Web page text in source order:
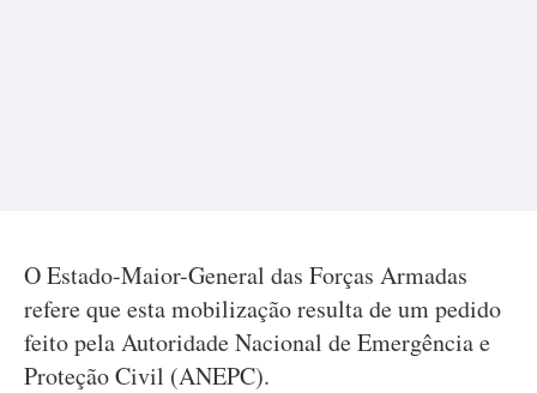
O Estado-Maior-General das Forças Armadas
refere que esta mobilização resulta de um pedido
feito pela Autoridade Nacional de Emergência e
Proteção Civil (ANEPC).